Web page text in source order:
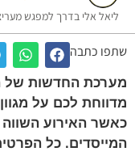
אלי בדרך למפגש מעריצים
כתבה
החדשות של
לכם על מגוון
האירוע השווה
כל הפרטים